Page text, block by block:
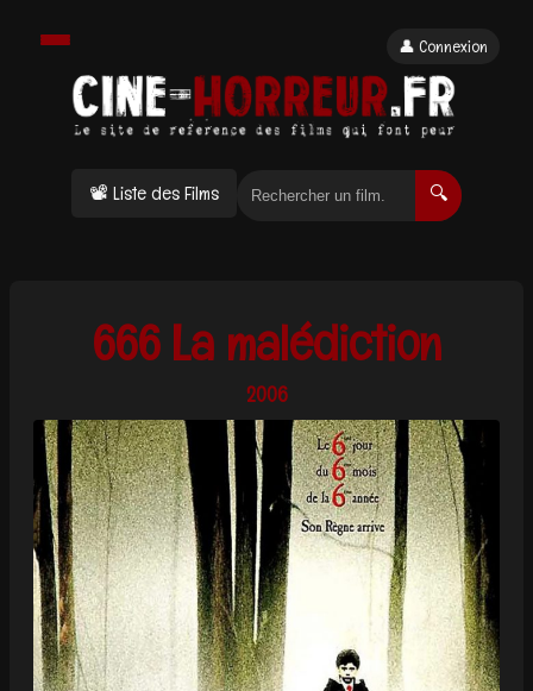
📽 Liste des Films 🔍
👤 Connexion
666 La malédiction
2006